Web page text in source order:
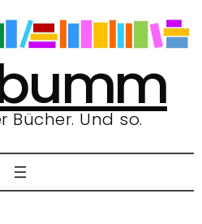
Bücher. Und so.